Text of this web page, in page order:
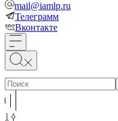
mail@iamlp.ru
Телеграмм
Вконтакте